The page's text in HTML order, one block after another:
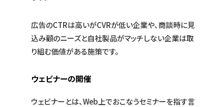
広告のCTRは高いがCVRが低い企業や、商談時に見
込み顧のニーズと自社製品がマッチしない企業は取
り組む価値がある施策です。
ウェビナーの開催
ウェビナーとは、Web上でおこなうセミナーを指す言